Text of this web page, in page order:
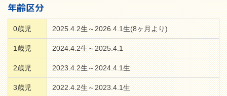
年齢区分
0歳児 2025.4.2生～2026.4.1生(8ヶ月より)
1歳児 2024.4.2生～2025.4.1
2歳児 2023.4.2生～2024.4.1生
3歳児 2022.4.2生～2023.4.1生